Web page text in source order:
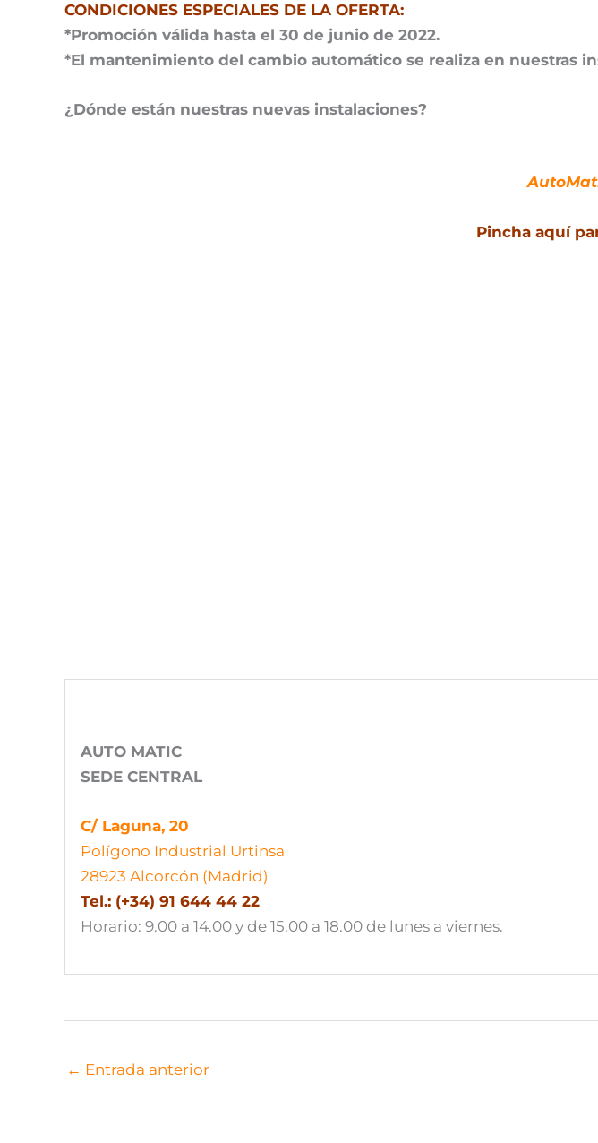
CONDICIONES ESPECIALES DE LA OFERTA:
*Promoción válida hasta el 30 de junio de 2022.
*El mantenimiento del cambio automático se realiza en nuestras
¿Dónde están nuestras nuevas instalaciones?
Pincha aquí
C/ Laguna, 20
28923 Alcorcón (Madrid)
Tel.: (+34) 91 644 44 22
Horario: 9.00 a 14.00 y de 15.00 a 18.00 de lunes a viernes.
←Entrada anterior